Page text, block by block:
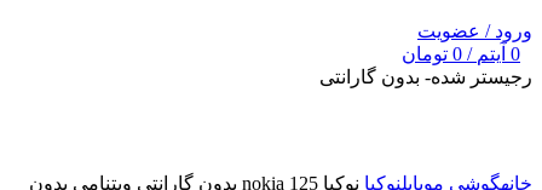
ورود / عضویت
0 آیتم /
0 تومان
رجیستر شده- بدون گارانتی
خانهگوشی موبایلنوکیا
نوکیا nokia 125 بدون گارانتی ویتنامی بدون